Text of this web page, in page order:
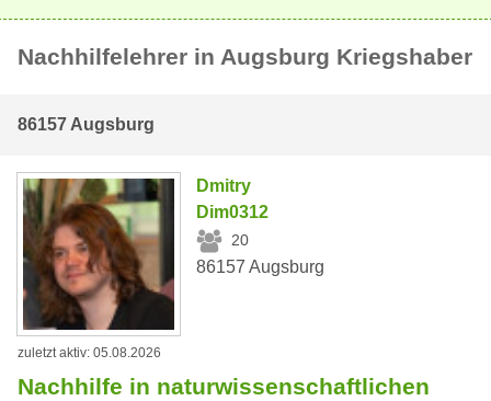
Nachhilfelehrer in Augsburg Kriegshaber
86157 Augsburg
Dmitry
Dim0312
20
86157 Augsburg
zuletzt aktiv: 05.08.2026
Nachhilfe in naturwissenschaftlichen